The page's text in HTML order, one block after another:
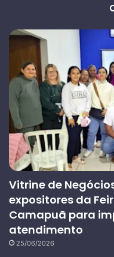
Vitrine de
expositores da
Camapuã para
atendimento
25/06/2026